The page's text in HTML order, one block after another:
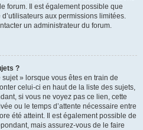
forum. Il est également possible que
aux permissions limitées.
un administrateur du forum.
?
» lorsque vous êtes en train de
celui-ci en haut de la liste des sujets,
si vous ne voyez pas ce lien, cette
ou le temps d’attente nécessaire entre
été atteint. Il est également possible de
mais assurez-vous de le faire